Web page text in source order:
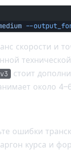
--
скорости и
стоит
около
ошибки
курса и